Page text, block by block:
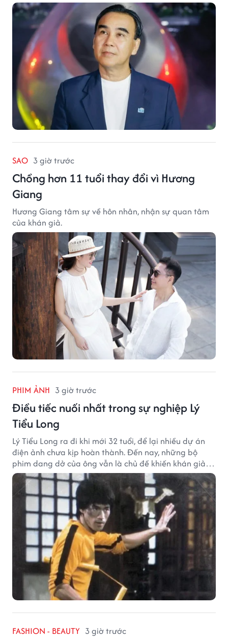
SAO 3 giờ trước
Chồng hơn 11 tuổi thay đổi vì Hương
Giang
Hương Giang tâm sự về hôn nhân, nhận sự quan tâm
của khán giả.
PHIM ẢNH 3 giờ trước
Điều tiếc nuối nhất trong sự nghiệp Lý
Tiểu Long
Lý Tiểu Long ra đi khi mới 32 tuổi, để lại nhiều dự án
điện ảnh chưa kịp hoàn thành. Đến nay, những bộ
phim dang dở của ông vẫn là chủ đề khiến khán giả
tiếc nuối.
FASHION - BEAUTY 3 giờ trước